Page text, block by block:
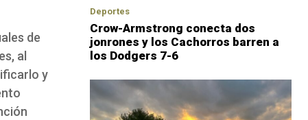
de
al
y
Deportes
Crow-Armstrong conecta dos
jonrones y los Cachorros barren a
los Dodgers 7-6